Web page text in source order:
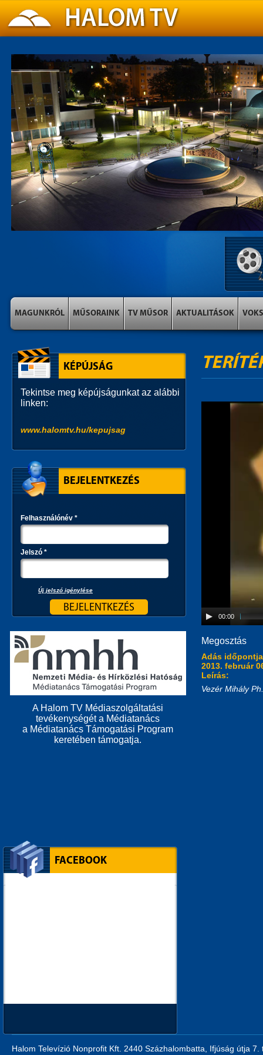
MAGUNKRÓL MŰSORAINK TV MŰSOR AKTUALITÁSOK VOKS
00:00
Megosztás
Adás
2013. február
Leírás:
Vezér Mihály
KÉPÚJSÁG
Tekintse meg képújságunkat az alábbi
linken:
www.halomtv.hu/kepujsag
BEJELENTKEZÉS
Felhasználónév *
Jelszó *
Új jelszó igénylése
A Halom TV Médiaszolgáltatási
tevékenységét a Médiatanács
a Médiatanács Támogatási Program
keretében támogatja.
FACEBOOK
Halom Televízió Nonprofit Kft. 2440 Százhalombatta, Ifjúság útja